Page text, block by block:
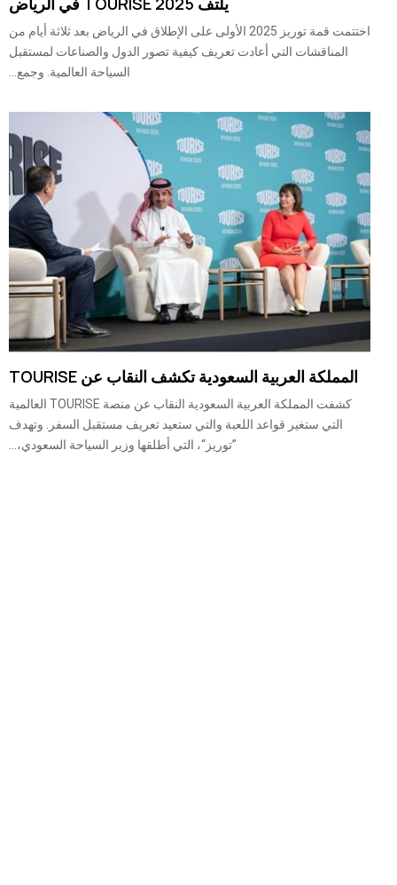
اختتمت قمة توريز 2025 الأولى على الإطلاق في الرياض بعد ثلاثة أيام من
المناقشات التي أعادت تعريف كيفية تصور الدول والصناعات لمستقبل
السياحة العالمية. وجمع...
المملكة العربية السعودية تكشف النقاب عن TOURISE
كشفت المملكة العربية السعودية النقاب عن منصة TOURISE العالمية
التي ستغير قواعد اللعبة والتي ستعيد تعريف مستقبل السفر. وتهدف
”توريز“، التي أطلقها وزير السياحة السعودي،...